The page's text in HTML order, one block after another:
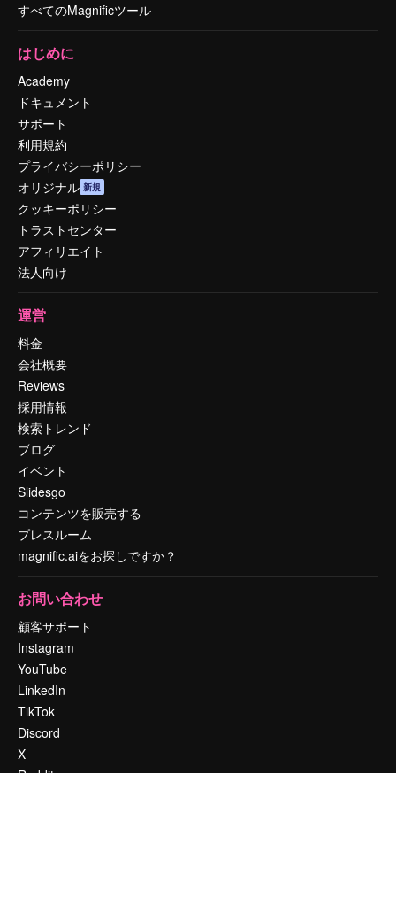
すべてのMagnificツール
はじめに
Academy
ドキュメント
サポート
利用規約
プライバシーポリシー
オリジナル 新規
クッキーポリシー
トラストセンター
アフィリエイト
法人向け
運営
料金
会社概要
Reviews
採用情報
検索トレンド
ブログ
イベント
Slidesgo
コンテンツを販売する
プレスルーム
magnific.aiをお探しですか？
お問い合わせ
顧客サポート
Instagram
YouTube
LinkedIn
TikTok
Discord
X
Reddit